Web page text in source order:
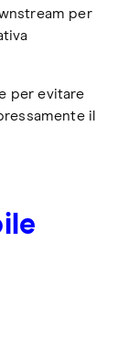
per
per evitare
il